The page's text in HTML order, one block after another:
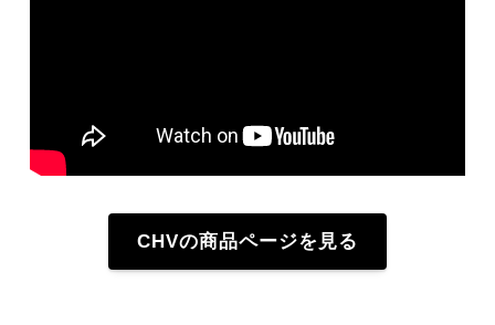
CHVの商品ページを見る